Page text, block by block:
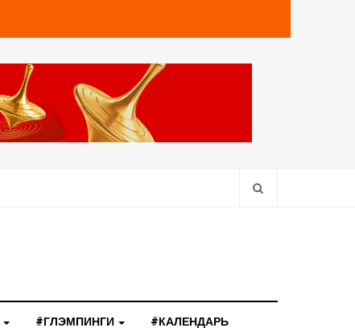
#ГЛЭМПИНГИ #КАЛЕНДАРЬ